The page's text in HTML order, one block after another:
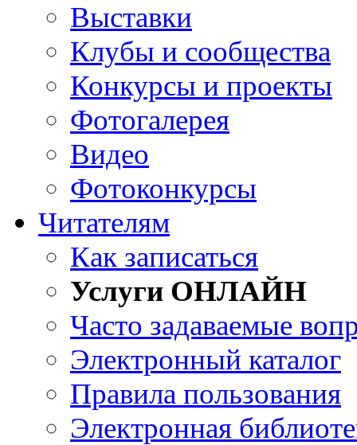
Выставки
Клубы и сообщества
Конкурсы и проекты
Фотогалерея
Видео
Фотоконкурсы
Читателям
Как записаться
Услуги ОНЛАЙН
Часто задаваемые
Электронный каталог
Правила пользования
Электронная